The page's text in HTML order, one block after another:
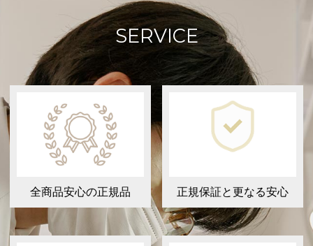
SERVICE
全商品安心の正規品 正規保証と更なる安心